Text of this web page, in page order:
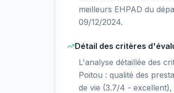
meilleurs EHPAD du
09/12/2024.
Détail des critères
L'analyse détaillée des
Poitou : qualité des
de vie (3.7/4 -